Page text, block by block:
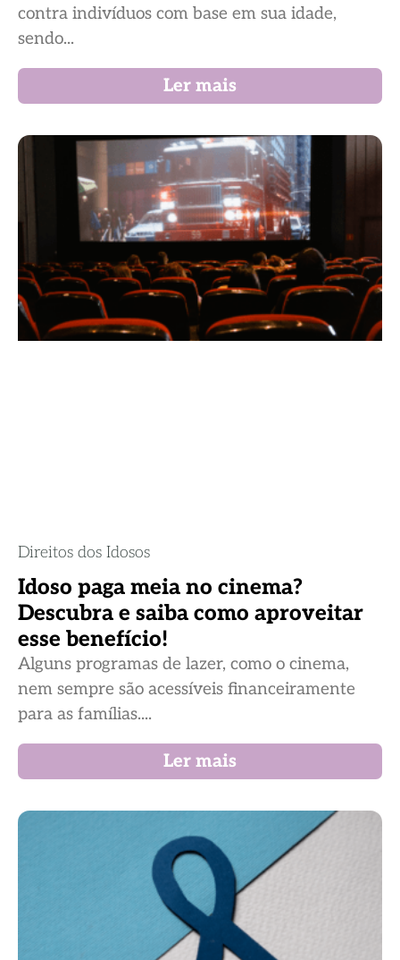
contra indivíduos com base em sua idade,
sendo...
Ler mais
Direitos dos Idosos
Idoso paga meia no cinema?
Descubra e saiba como aproveitar
esse benefício!
Alguns programas de lazer, como o cinema,
nem sempre são acessíveis financeiramente
para as famílias....
Ler mais